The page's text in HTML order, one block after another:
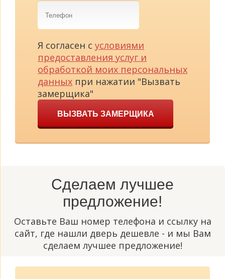
Телефон
Я согласен с условиями
предоставления услуг и
обработкой моих персональных
данных при нажатии "Вызвать
замерщика"
ВЫЗВАТЬ ЗАМЕРЩИКА
Сделаем лучшее
предложение!
Оставьте Ваш номер телефона и ссылку на
сайт, где нашли дверь дешевле - и мы Вам
сделаем лучшее предложение!